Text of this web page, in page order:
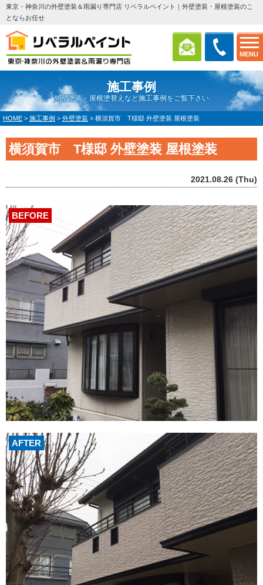
MENU
東京・神奈川の外壁塗装＆雨漏り専門店 リベラルペイント｜外壁塗装・屋根塗装のこ
とならお任せ
施工事例
外壁塗装・屋根塗替えなど施工事例をご覧下さい
HOME > 施工事例 > 外壁塗装 > 横須賀市 T様邸 外壁塗装 屋根塗装
横須賀市 T様邸 外壁塗装 屋根塗装
2021.08.26 (Thu)
AFTER
BEFORE